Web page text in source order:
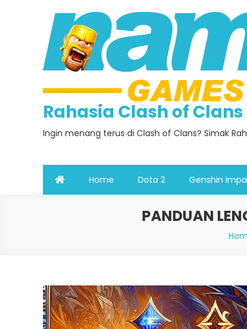
Rahasia Clash of
Ingin menang terus di Clash of Clans? Simak
Home Dota 2 Genshin
PANDUAN